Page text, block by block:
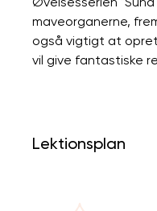
maveorganerne,
også vigtigt at
vil give fantastiske
Lektionsplan